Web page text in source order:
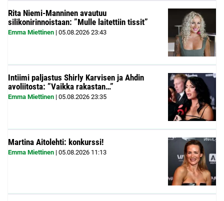
Rita Niemi-Manninen avautuu
silikonirinnoistaan: ”Mulle laitettiin tissit”
Emma Miettinen | 05.08.2026 23:43
Intiimi paljastus Shirly Karvisen ja Ahdin
avoliitosta: ”Vaikka rakastan…”
Emma Miettinen | 05.08.2026 23:35
Martina Aitolehti: konkurssi!
Emma Miettinen | 05.08.2026 11:13